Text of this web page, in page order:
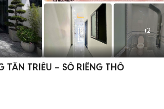
+2
TRIỀU – SỔ RIÊNG THỔ